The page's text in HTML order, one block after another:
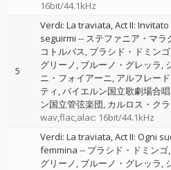
16bit/44.1kHz
5
Verdi: La traviata, Act II:
seguirmi -- ステファニア・マラ
コトルバス プラシド・ドミンゴ
グリーノ ブルーノ・グレッラ
ニ・フォイアーニ アルフレー
ティ バイエルン国立歌劇場合
ン国立管弦楽団 カルロス・ク
wav,flac,alac: 16bit/44.1kHz
Verdi: La traviata, Act II: Ogni
femmina -- プラシド・ドミンゴ
グリーノ ブルーノ・グレッラ